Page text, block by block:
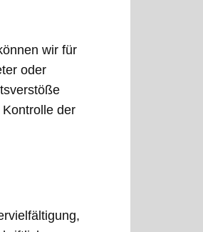
wir für
oder
der